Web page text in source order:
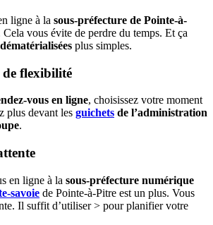
ligne à la sous-préfecture de Pointe-à-
Cela vous évite de perdre du temps. Et ça
plus simples.
de flexibilité
vous en ligne, choisissez votre moment
plus devant les guichets de l’administration
.
en ligne à la sous-préfecture numérique
savoie de Pointe-à-Pitre est un plus. Vous
Il suffit d’utiliser > pour planifier votre